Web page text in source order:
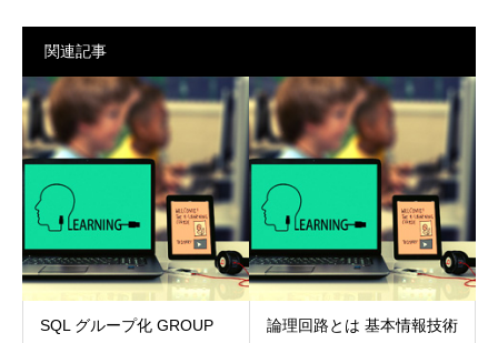
関連記事
SQL グループ化 GROUP
論理回路とは 基本情報技術